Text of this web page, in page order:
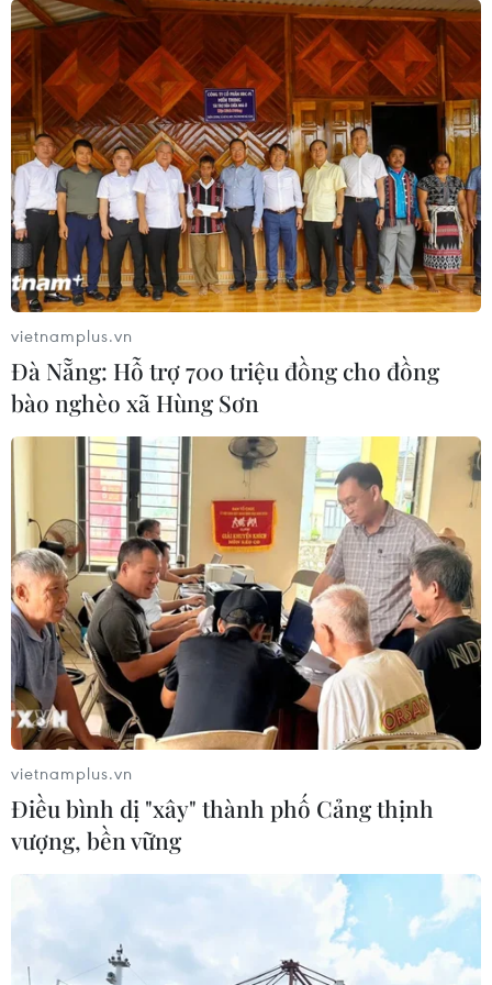
vietnamplus.vn
Đà Nẵng: Hỗ trợ 700 triệu đồng cho đồng
bào nghèo xã Hùng Sơn
vietnamplus.vn
Điều bình dị "xây" thành phố Cảng thịnh
vượng, bền vững